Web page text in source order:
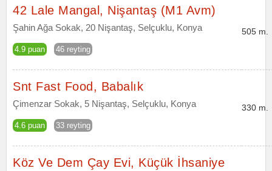
42 Lale Mangal, Nişantaş (M1 Avm)
Şahin Ağa Sokak, 20 Nişantaş, Selçuklu, Konya
4.9 puan 46 reyting
505 m.
Snt Fast Food, Babalık
Çimenzar Sokak, 5 Nişantaş, Selçuklu, Konya
4.6 puan 33 reyting
330 m.
Köz Ve Dem Çay Evi, Küçük İhsaniye